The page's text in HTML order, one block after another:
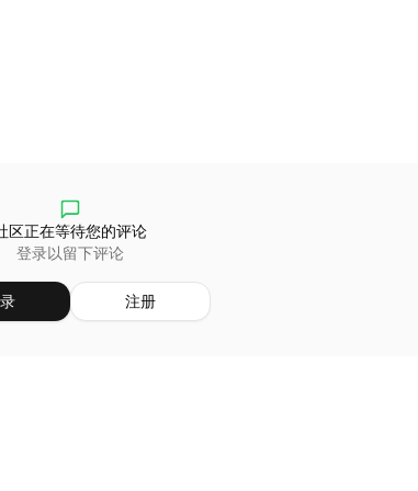
区正在等待您的评论
登录以留下评论
注册